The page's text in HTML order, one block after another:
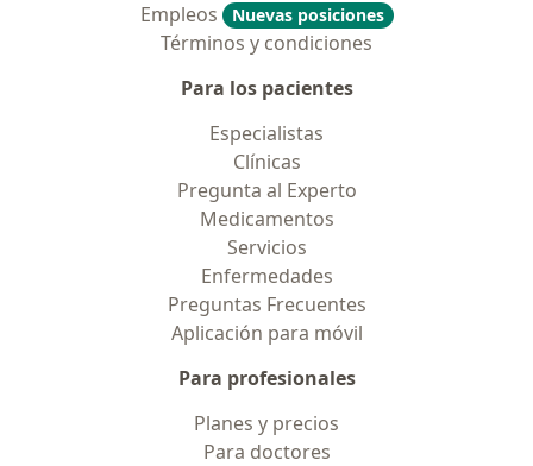
Empleos
Nuevas posiciones
Términos y condiciones
Para los pacientes
Especialistas
Clínicas
Pregunta al Experto
Medicamentos
Servicios
Enfermedades
Preguntas Frecuentes
Aplicación para móvil
Para profesionales
Planes y precios
Para doctores